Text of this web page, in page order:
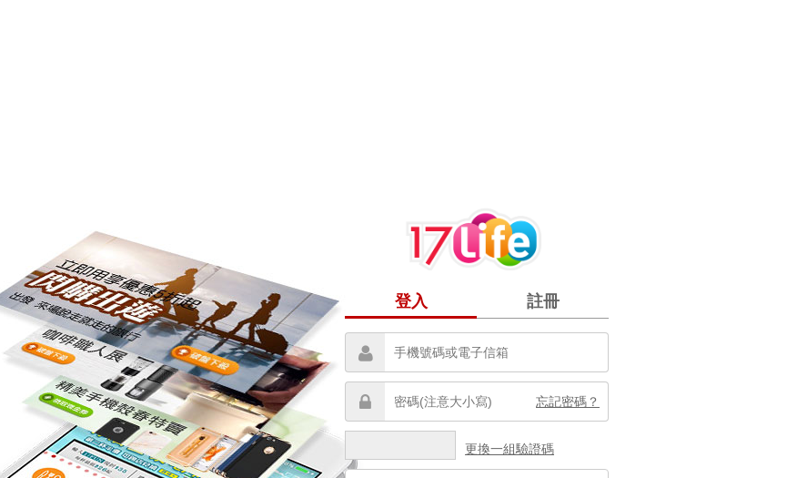
登入 註冊
忘記密碼？
更換一組驗證碼